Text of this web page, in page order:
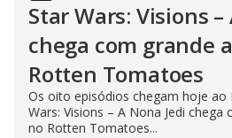
Star Wars: Visions –
chega com grande
Rotten Tomatoes
Os oito episódios chegam hoje ao
Wars: Visions – A Nona Jedi
no Rotten Tomatoes...